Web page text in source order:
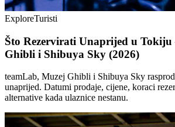
ExploreTuristi
Što Rezervirati Unaprijed u
Ghibli i Shibuya Sky (2026)
teamLab, Muzej Ghibli i Shibuya Sky
unaprijed. Datumi prodaje, cijene, koraci
alternative kada ulaznice nestanu.